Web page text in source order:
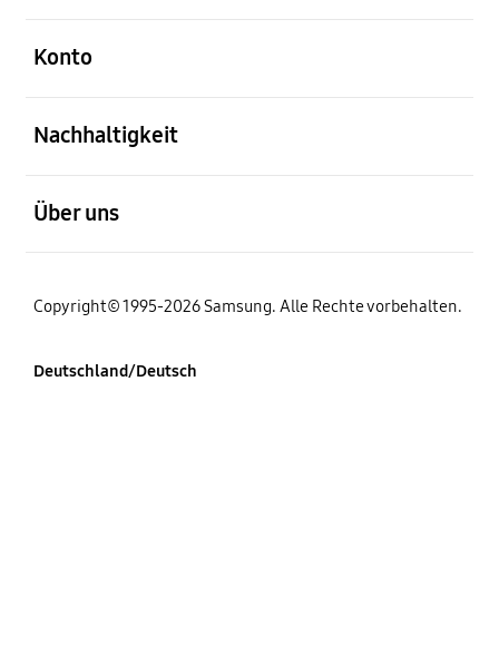
Konto
Nachhaltigkeit
Über uns
Copyright© 1995-2026 Samsung. Alle Rechte vorbehalten.
Deutschland/Deutsch